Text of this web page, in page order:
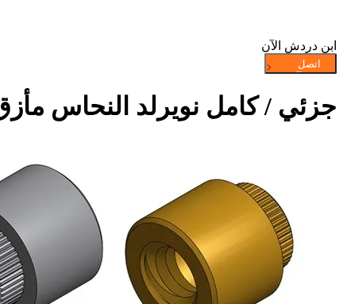
ابن دردش الآن
جزئي / كامل نويرلد النحاس مأزق